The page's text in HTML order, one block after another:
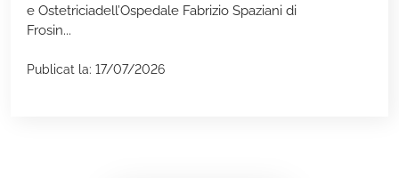
e Ostetriciadell’Ospedale Fabrizio Spaziani di
Frosin...
Publicat la: 17/07/2026